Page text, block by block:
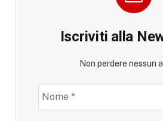
Iscriviti alla
Non perdere nessun